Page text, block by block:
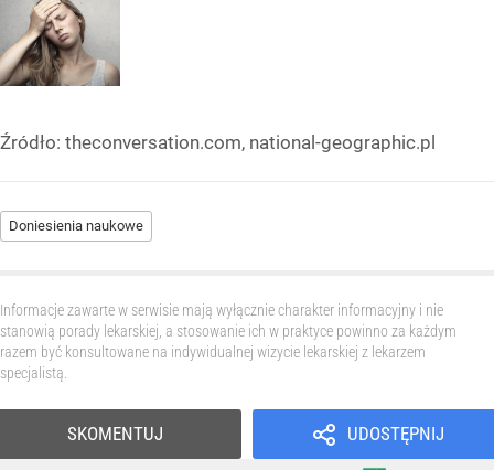
Źródło: theconversation.com, national-geographic.pl
Doniesienia naukowe
Informacje zawarte w serwisie mają wyłącznie charakter informacyjny i nie
stanowią porady lekarskiej, a stosowanie ich w praktyce powinno za każdym
razem być konsultowane na indywidualnej wizycie lekarskiej z lekarzem
specjalistą.
UDOSTĘPNIJ
SKOMENTUJ